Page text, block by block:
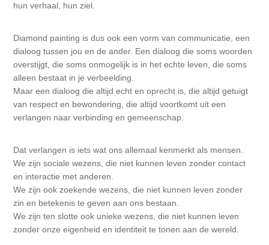
hun verhaal, hun ziel.
Diamond painting is dus ook een vorm van communicatie, een
dialoog tussen jou en de ander. Een dialoog die soms woorden
overstijgt, die soms onmogelijk is in het echte leven, die soms
alleen bestaat in je verbeelding.
Maar een dialoog die altijd echt en oprecht is, die altijd getuigt
van respect en bewondering, die altijd voortkomt uit een
verlangen naar verbinding en gemeenschap.
Dat verlangen is iets wat ons allemaal kenmerkt als mensen.
We zijn sociale wezens, die niet kunnen leven zonder contact
en interactie met anderen.
We zijn ook zoekende wezens, die niet kunnen leven zonder
zin en betekenis te geven aan ons bestaan.
We zijn ten slotte ook unieke wezens, die niet kunnen leven
zonder onze eigenheid en identiteit te tonen aan de wereld.